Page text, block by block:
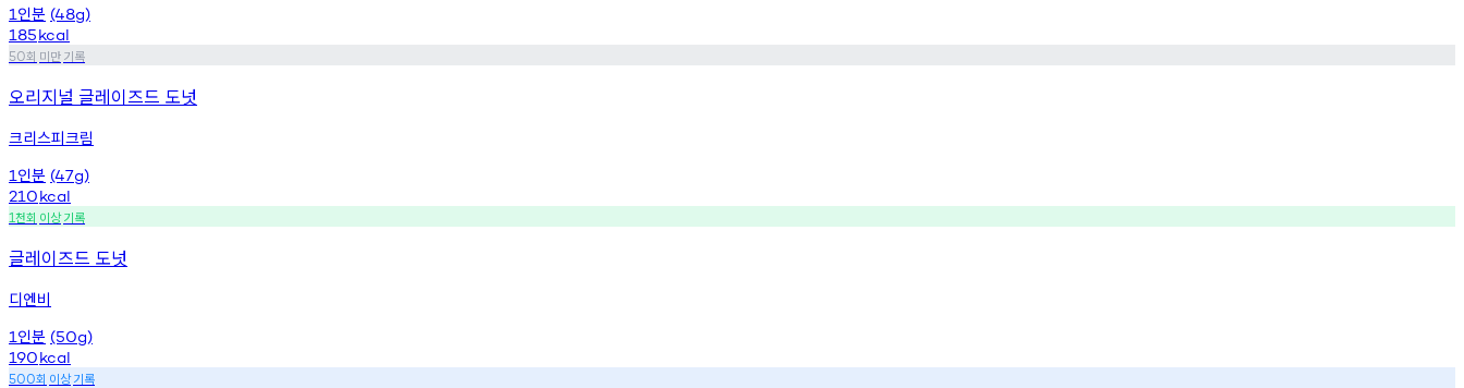
1 인분 (48g)
185kcal
50회 미만기록
오리지널 글레이즈드 도넛
크리스피크림
1 인분 (47g)
210kcal
1천회 이상기록
글레이즈드 도넛
디엔비
1 인분 (50g)
190kcal
500회 이상기록